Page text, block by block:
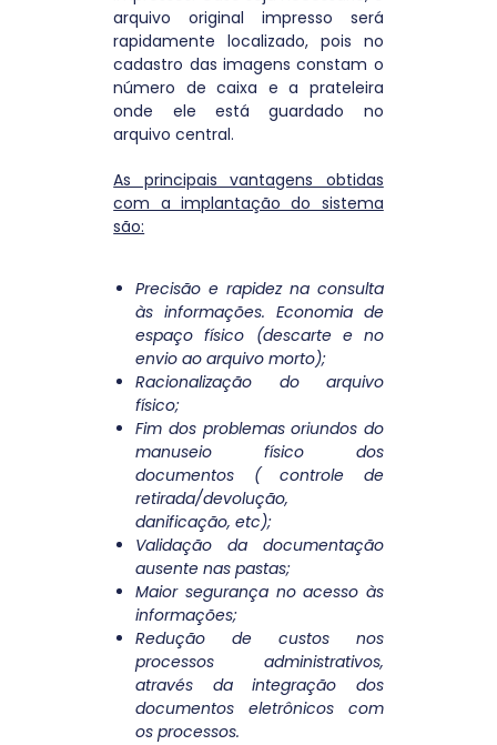
arquivo original impresso será
rapidamente localizado, pois no
cadastro das imagens constam o
número de caixa e a prateleira
onde ele está guardado no
arquivo central.
As principais vantagens obtidas
com a implantação do sistema
são:
Precisão e rapidez na consulta
às informações. Economia de
espaço físico (descarte e no
envio ao arquivo morto);
Racionalização do arquivo
físico;
Fim dos problemas oriundos do
manuseio físico dos
documentos ( controle de
retirada/devolução,
danificação, etc);
Validação da documentação
ausente nas pastas;
Maior segurança no acesso às
informações;
Redução de custos nos
processos administrativos,
através da integração dos
documentos eletrônicos com
os processos.